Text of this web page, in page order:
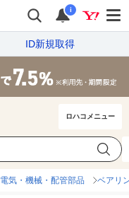
i
ID新規取得
ロハコメニュー
電気・機械・配管部品 ベアリ